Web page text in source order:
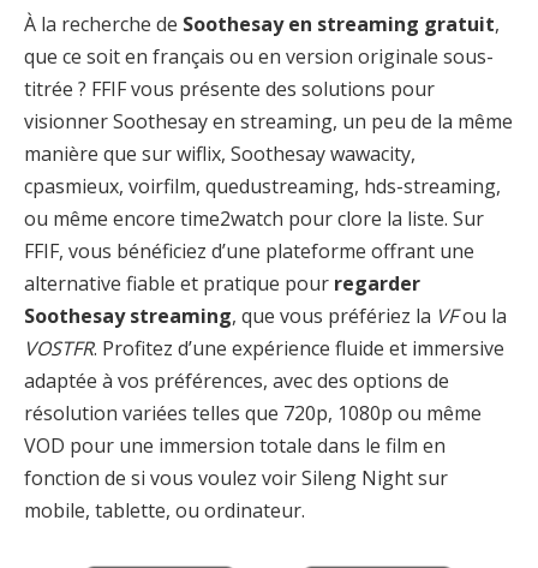
À la recherche de Soothesay en streaming gratuit,
que ce soit en français ou en version originale sous-
titrée ? FFIF vous présente des solutions pour
visionner Soothesay en streaming, un peu de la même
manière que sur wiflix, Soothesay wawacity,
cpasmieux, voirfilm, quedustreaming, hds-streaming,
ou même encore time2watch pour clore la liste. Sur
FFIF, vous bénéficiez d’une plateforme offrant une
alternative fiable et pratique pour regarder
Soothesay streaming, que vous préfériez la VFou la
VOSTFR. Profitez d’une expérience fluide et immersive
adaptée à vos préférences, avec des options de
résolution variées telles que 720p, 1080p ou même
VOD pour une immersion totale dans le film en
fonction de si vous voulez voir Sileng Night sur
mobile, tablette, ou ordinateur.